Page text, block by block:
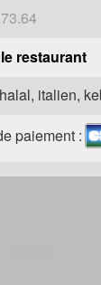
restaurant
italien,
paiement :